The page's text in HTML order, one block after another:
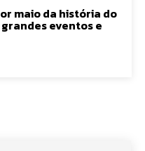
maio da história do
eventos e